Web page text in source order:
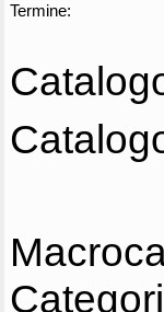
Termine: